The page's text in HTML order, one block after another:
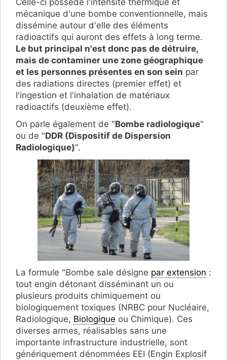
mécanique d'une bombe conventionnelle, mais
dissémine autour d'elle des éléments
radioactifs qui auront des effets à long terme.
Le but principal n'est donc pas de détruire,
mais de contaminer une zone géographique
et les personnes présentes en son sein par
des radiations directes (premier effet) et
l'ingestion et l'inhalation de matériaux
radioactifs (deuxième effet).
On parle également de "Bombe radiologique"
ou de "DDR (Dispositif de Dispersion
Radiologique)".
La formule "Bombe sale désigne par extension :
tout engin détonant disséminant un ou
plusieurs produits chimiquement ou
biologiquement toxiques (NRBC pour Nucléaire,
Radiologique, Biologique ou Chimique). Ces
diverses armes, réalisables sans une
importante infrastructure industrielle, sont
génériquement dénommées EEI (Engin Explosif